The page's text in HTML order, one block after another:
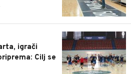
0
igrači
Cilj se